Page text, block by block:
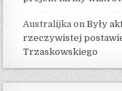
Australijka onByły
rzeczywistej
Trzaskowskiego